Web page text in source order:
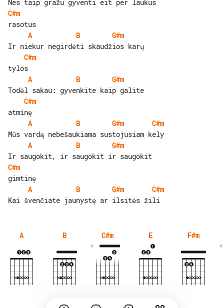
C#m
A
B
G#m
C#m
A
B
G#m
C#m
A
B G#m
C#m
A
B
G#m
C#m
A
B G#m
C#m
A B C#m
4
E F#m
4